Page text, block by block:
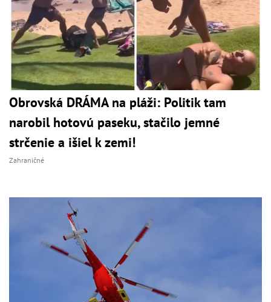
Obrovská DRÁMA na pláži: Politik tam
narobil hotovú paseku, stačilo jemné
strčenie a išiel k zemi!
Zahraničné